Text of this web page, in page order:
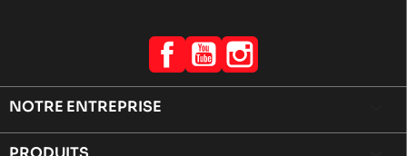
Facebook
YouTube
NOTRE ENTREPRISE